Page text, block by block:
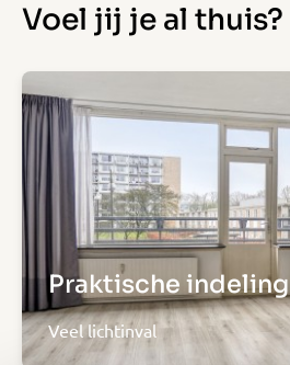
Voel jij je al thuis?
Praktische indeling
Veel lichtinval